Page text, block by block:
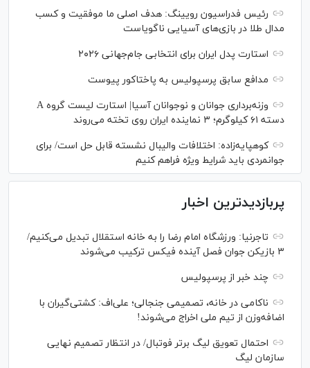
رئیس فدراسیون رویینگ: هدف اصلی ما موفقیت و کسب
مدال طلا در بازی‌های آسیایی ناگویاست
استارت پدل ایران برای انتخابی جام‌جهانی ۲۰۲۶
مدافع سابق پرسپولیس به پاختاکور پیوست
وزنه‌برداری جوانان و نوجوانان آسیا| استارت لیست گروه A
دسته ۶۱ کیلوگرم؛ ۳ نماینده ایران روی تخته می‌روند
کوهپایه‌زاده: اختلافات والیبال نشسته قابل حل است/ برای
جوانمردی باید شرایط ویژه فراهم کنیم
پربازدیدترین اخبار
تاجرنیا: ورزشگاه امام رضا را به خانه استقلال تبدیل می‌کنیم/
۳ بازیکن جوان فصل آینده فیکس ترکیب می‌شوند
چند خبر از پرسپولیس
ناکامی در خانه، تصمیمی جنجالی؛ علی‌اف: کشتی‌گیران با
اضافه‌وزن از تیم ملی اخراج می‌شوند!
احتمال تعویق لیگ برتر فوتبال/ در انتظار تصمیم نهایی
سازمان لیگ